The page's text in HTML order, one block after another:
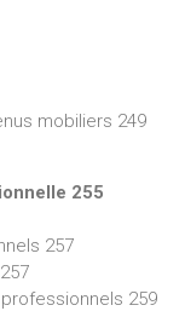
mobiliers 249
255
257
259